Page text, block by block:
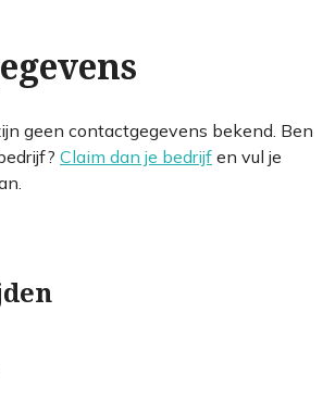
geen contactgegevens bekend. Ben
Claim dan je bedrijf en vul je